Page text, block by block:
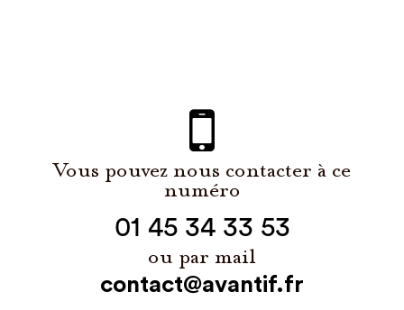
Vous pouvez nous contacter à ce
numéro
01 45 34 33 53
ou par mail
contact@avantif.fr